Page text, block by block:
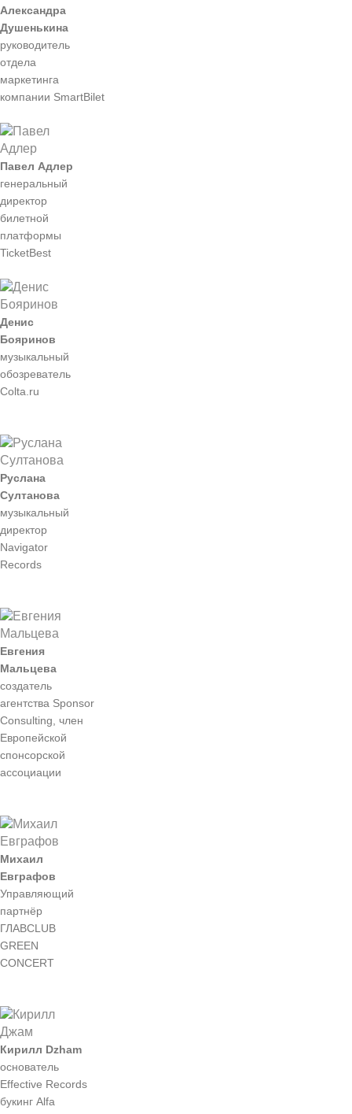
Александра
Душенькина
руководитель
отдела
маркетинга
компании SmartBilet
Павел Адлер
генеральный
директор
билетной
платформы
TicketBest
Денис
Бояринов
музыкальный
обозреватель
Colta.ru
Руслана
Султанова
музыкальный
директор
Navigator
Records
Евгения
Мальцева
создатель
агентства Sponsor
Consulting, член
Европейской
спонсорской
ассоциации
Михаил
Евграфов
Управляющий
партнёр
ГЛАВCLUB
GREEN
CONCERT
Кирилл Dzham
основатель
Effective Records
букинг Alfa